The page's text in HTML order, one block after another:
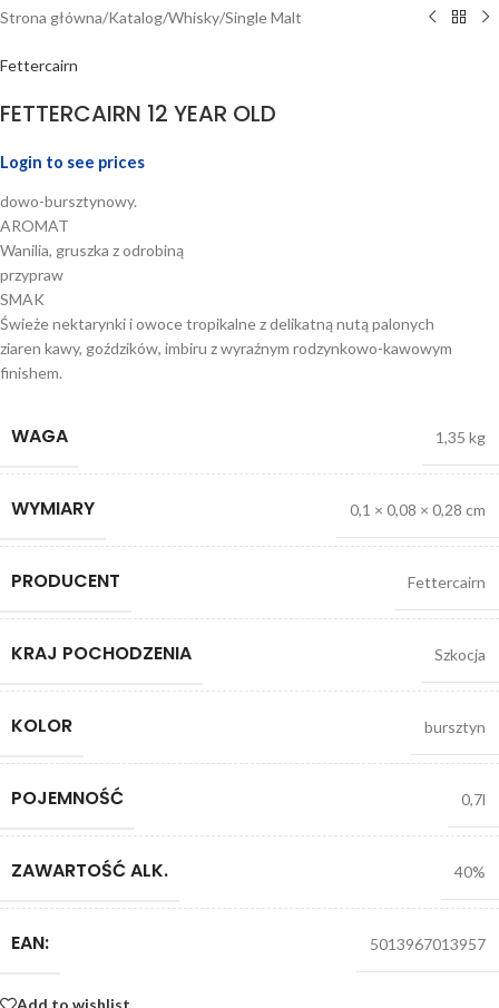
Strona główna/Katalog/Whisky/Single Malt
Fettercairn
FETTERCAIRN 12 YEAR OLD
Login to see prices
dowo-bursztynowy.
AROMAT
Wanilia, gruszka z odrobiną
przypraw
SMAK
Świeże nektarynki i owoce tropikalne z delikatną nutą palonych
ziaren kawy, goździków, imbiru z wyraźnym rodzynkowo-kawowym
finishem.
WAGA 1,35 kg
WYMIARY 0,1 × 0,08 × 0,28 cm
PRODUCENT Fettercairn
KRAJ POCHODZENIA Szkocja
KOLOR bursztyn
POJEMNOŚĆ 0,7l
ZAWARTOŚĆ ALK. 40%
EAN: 5013967013957